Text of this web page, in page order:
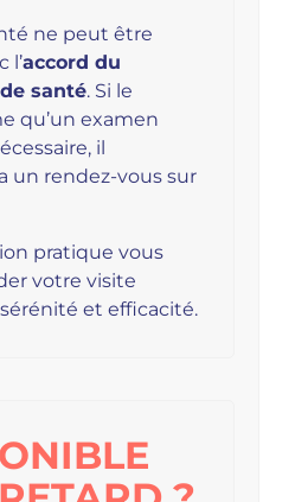
ne peut être
l’accord du
santé. Si le
qu’un examen
il
un rendez-vous sur
pratique vous
votre visite
et efficacité.